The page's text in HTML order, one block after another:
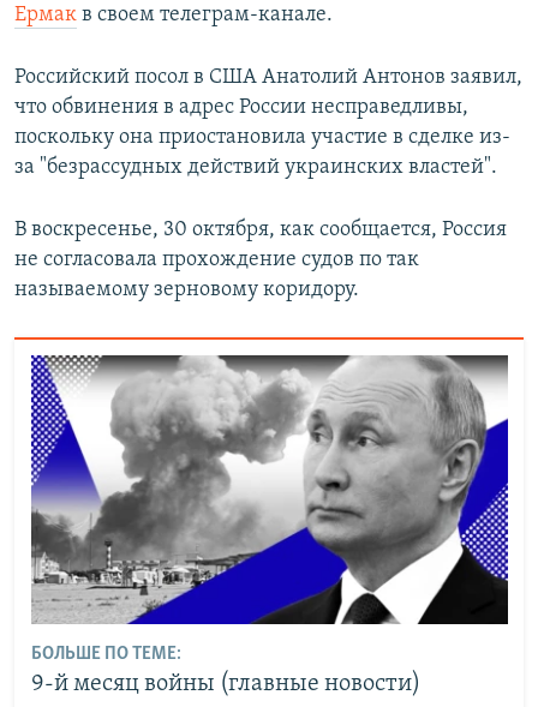
Ермак в своем телеграм-канале.
Российский посол в США Анатолий Антонов заявил,
что обвинения в адрес России несправедливы,
поскольку она приостановила участие в сделке из-
за "безрассудных действий украинских властей".
В воскресенье, 30 октября, как сообщается, Россия
не согласовала прохождение судов по так
называемому зерновому коридору.
БОЛЬШЕ ПО ТЕМЕ:
9-й месяц войны (главные новости)